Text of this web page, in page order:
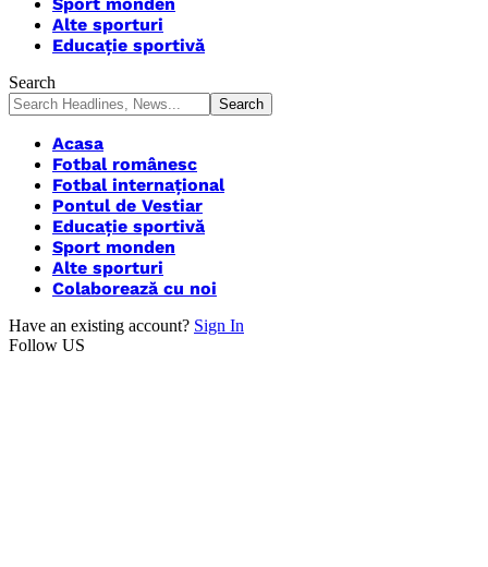
Alte sporturi
Educație sportivă
Search
Acasa
Fotbal românesc
Fotbal internațional
Pontul de Vestiar
Educație sportivă
Sport monden
Alte sporturi
Colaborează cu noi
Have an existing account? Sign In
Follow US